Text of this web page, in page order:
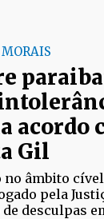
acordo
Gil
no âmbito
pela
desculpas